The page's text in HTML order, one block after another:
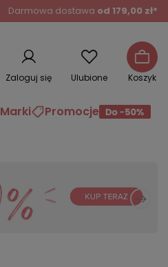
Darmowa dostawa od 179,00 zł*
Zaloguj się Ulubione Koszyk
Marki Promocje